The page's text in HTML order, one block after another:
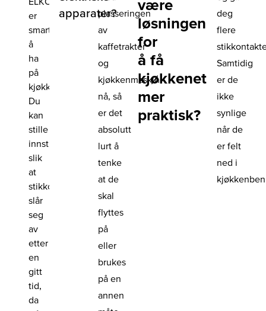
er
smart
å
ha
på
kjøkkenet.
Du
kan
stille
innstillingene
slik
at
stikkontakten
slår
seg
av
etter
en
gitt
tid,
da
apparater?plasseringen
av
kaffetrakter
og
kjøkkenmaskin
nå, så
er det
absolutt
lurt å
tenke
at de
skal
flyttes
på
eller
brukes
på en
annen
være
løsningen
for
å få
kjøkkenet
mer
praktisk?
deg
flere
Samtidig
er de
ikke
synlige
når de
er felt
ned i